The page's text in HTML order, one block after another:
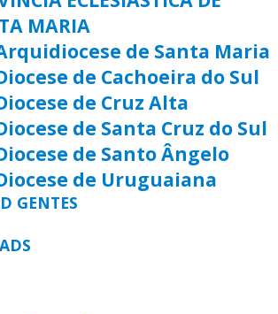
MARIA
de Santa Maria
de Cachoeira do Sul
de Cruz Alta
de Santa Cruz do Sul
de Santo Ângelo
de Uruguaiana
GENTES